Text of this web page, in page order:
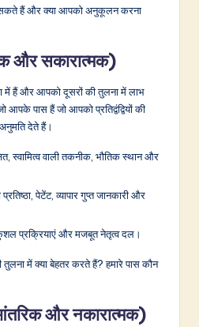
हैं और क्या आपको अनुकूलन करना
और सकारात्मक)
में हैं और आपको दूसरों की तुलना में लाभ
पास हैं जो आपको प्रतिद्वंद्वियों की
देते हैं।
स्वामित्व वाली तकनीक, भौतिक स्थान और
पेटेंट, व्यापार गुप्त जानकारी और
प्रक्रियाएं और मजबूत नेतृत्व दल।
में क्या बेहतर करते हैं? हमारे पास कौन
और नकारात्मक)